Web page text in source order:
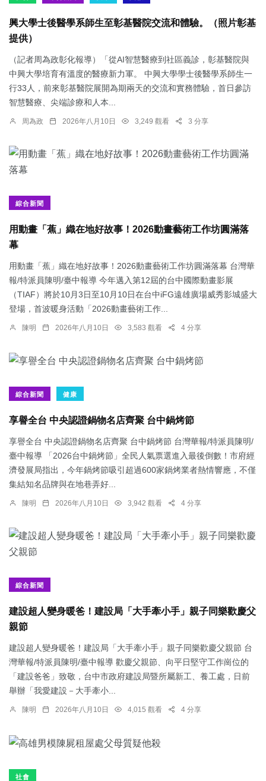
興大學士後醫學系師生至彰基醫院交流和體驗。（照片彰基
提供）
（記者周為政彰化報導）「從AI智慧醫療到社區義診，彰基醫院與
中興大學培育有溫度的醫療新力軍。 中興大學學士後醫學系師生一
行33人，前來彰基醫院展開為期兩天的交流和實務體驗，首日參訪
智慧醫療、尖端診療和人本...
周為政 2026年八月10日 3,249 觀看 3 分享
綜合新聞
用動畫「蕉」織在地好故事！2026動畫藝術工作坊圓滿落
幕
用動畫「蕉」織在地好故事！2026動畫藝術工作坊圓滿落幕 台灣華
報/特派員陳明/臺中報導 今年邁入第12屆的台中國際動畫影展
（TIAF）將於10月3日至10月10日在台中iFG遠雄廣場威秀影城盛大
登場，首波暖身活動「2026動畫藝術工作...
陳明 2026年八月10日 3,583 觀看 4 分享
綜合新聞 健康
享譽全台 中央認證鍋物名店齊聚 台中鍋烤節
享譽全台 中央認證鍋物名店齊聚 台中鍋烤節 台灣華報/特派員陳明/
臺中報導 「2026台中鍋烤節」全民人氣票選進入最後倒數！市府經
濟發展局指出，今年鍋烤節吸引超過600家鍋烤業者熱情響應，不僅
集結知名品牌與在地巷弄好...
陳明 2026年八月10日 3,942 觀看 4 分享
綜合新聞
建設超人變身暖爸！建設局「大手牽小手」親子同樂歡慶父
親節
建設超人變身暖爸！建設局「大手牽小手」親子同樂歡慶父親節 台
灣華報/特派員陳明/臺中報導 歡慶父親節、向平日堅守工作崗位的
「建設爸爸」致敬，台中市政府建設局暨所屬新工、養工處，日前
舉辦「我愛建設－大手牽小...
陳明 2026年八月10日 4,015 觀看 4 分享
社會